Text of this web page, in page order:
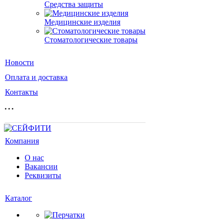
Средства защиты
Медицинские изделия
Стоматологические товары
Новости
Оплата и доставка
Контакты
Компания
О нас
Вакансии
Реквизиты
Каталог